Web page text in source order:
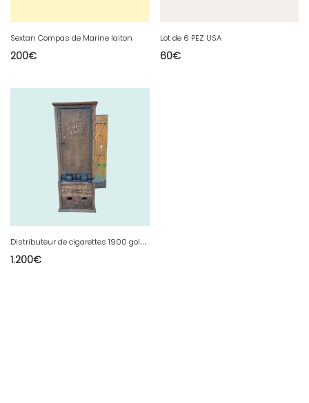
Sextan Compas de Marine laiton
200€
Lot de 6 PEZ USA
60€
D
istributeur de cigarettes 1900 gold flakes ovills
1.200€